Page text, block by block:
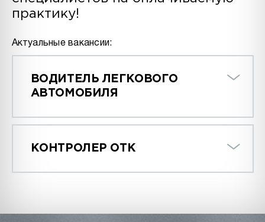
практику!
Актуальные вакансии:
ВОДИТЕЛЬ ЛЕГКОВОГО
АВТОМОБИЛЯ
КОНТРОЛЕР ОТК